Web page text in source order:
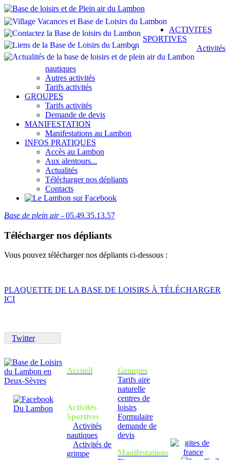
ACTIVITES
SPORTIVES
Activités
nautiques
Autres activités
Tarifs activités
GROUPES
Tarifs activités
Demande de devis
MANIFESTATION
Manifestations au Lambon
INFOS PRATIQUES
Accès au Lambon
Aux alentours...
Actualités
Télécharger nos dépliants
Contacts
Base de plein air- 05.49.35.13.57
Télécharger nos dépliants
Vous pouvez télécharger nos dépliants ci-dessous :
PLAQUETTE DE LA BASE DE LOISIRS À TÉLÉCHARGER
ICI
Twitter
Accueil
Activités
Sportives
Activités
nautiques
Activités de
grimpe
Groupes
Tarifs aire
naturelle
centres de
loisirs
Formulaire
demande de
devis
Manifestations